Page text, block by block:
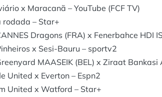
x Maracanã – YouTube (FCF TV)
rodada – Star+
Dragons (FRA) x Fenerbahce HDI
x Sesi-Bauru – sportv2
MAASEIK (BEL) x Ziraat Bankasi
United x Everton – Espn2
United x Watford – Star+